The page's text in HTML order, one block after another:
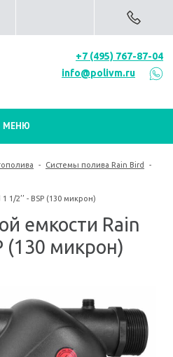
+7 (495) 767-87-04
info@polivm.ru
МЕНЮ
- Системы полива Rain Bird -
2’’ - BSP (130 микрон)
емкости Rain
(130 микрон)